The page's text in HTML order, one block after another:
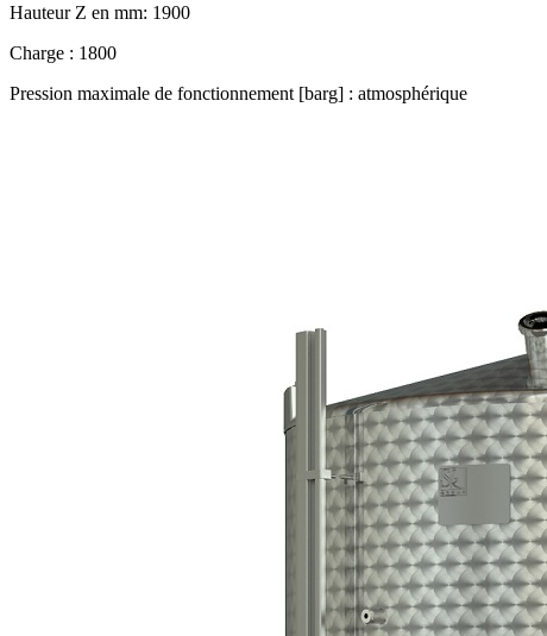
Hauteur Z en mm: 1900
Charge : 1800
Pression maximale de fonctionnement [barg] : atmosphérique